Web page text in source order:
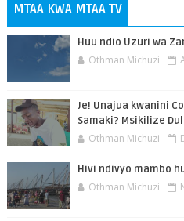
MTAA KWA MTAA TV
Huu ndio Uzuri wa
Othman Michuzi
Je! Unajua kwanini
Samaki? Msikilize
Othman Michuzi
Hivi ndivyo mambo
Othman Michuzi